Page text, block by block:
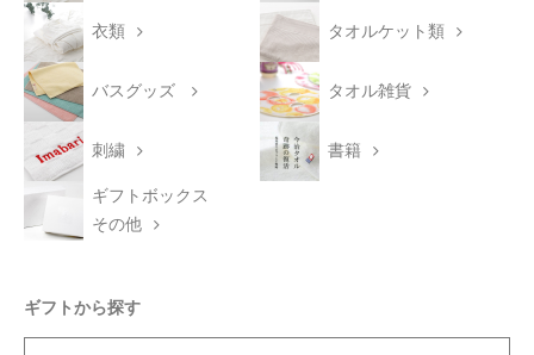
衣類 タオルケット類
バスグッズ タオル雑貨
刺繍 書籍
ギフトボックス
その他
ギフトから探す